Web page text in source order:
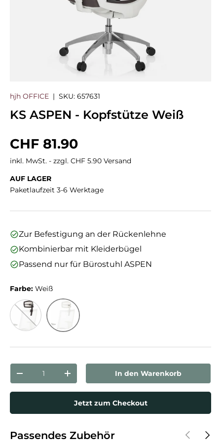
hjh OFFICE | SKU: 657631
KS ASPEN - Kopfstütze Weiß
Normaler Preis
CHF 81.90
inkl. MwSt. - zzgl. CHF 5.90 Versand
AUF LAGER
Paketlaufzeit 3-6 Werktage
Zur Befestigung an der Rückenlehne
Kombinierbar mit Kleiderbügel
Passend nur für Bürostuhl ASPEN
Farbe: Weiß
Menge verringernMenge erhöhenIn den Warenkorb
Jetzt zum Checkout
Passendes Zubehör Vorherige